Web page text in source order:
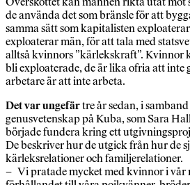
de använda det som bränsle för att
samma sätt som kapitalisten
exploaterar män, för att tala med
alltså kvinnors ”kärlekskraft”. Kvinnor
bli exploaterade, de är lika ofria att inte
arbetare är att inte arbeta.
Det var ungefärtre år sedan, i
genusvetenskap på Kuba, som Sara
började fundera kring ett
De beskriver hur de utgick från hur de
kärleksrelationer och familjerelationer.
– Vi pratade mycket med kvinnor i vår